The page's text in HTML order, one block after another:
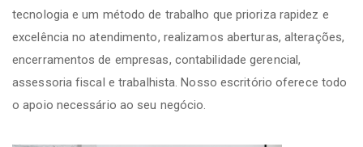
tecnologia e um método de trabalho que prioriza rapidez e
excelência no atendimento, realizamos aberturas, alterações,
encerramentos de empresas, contabilidade gerencial,
assessoria fiscal e trabalhista. Nosso escritório oferece todo
o apoio necessário ao seu negócio.